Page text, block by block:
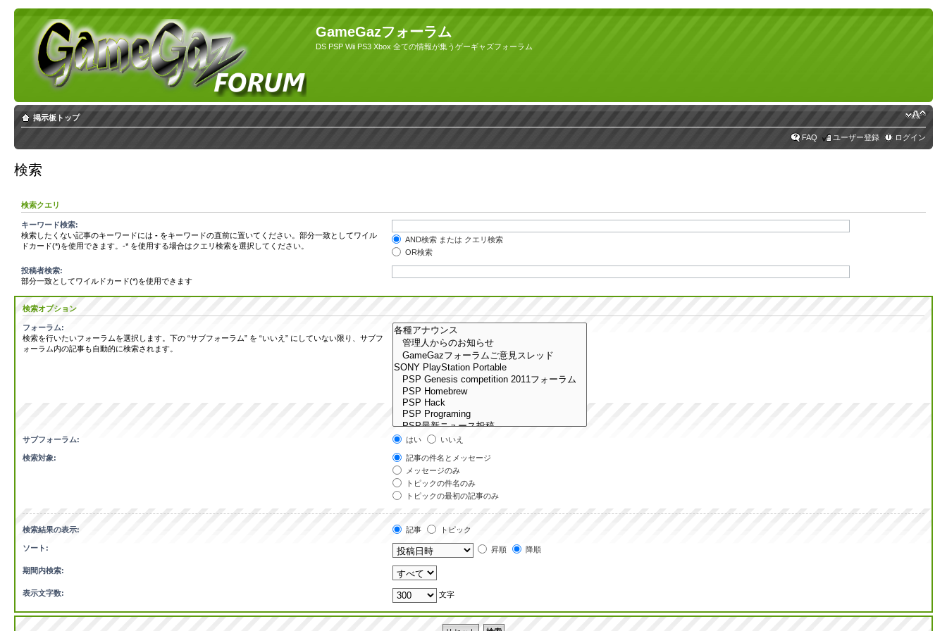
GameGazフォーラム
DS PSP Wii PS3 Xbox 全ての情報が集うゲーギャズフォーラム
掲示板トップ
FAQ ユーザー登録 ログイン
検索
検索クエリ
キーワード検索:
検索したくない記事のキーワードには - をキーワードの直前に置いてください。部分一致としてワイル
ドカード(*)を使用できます。-* を使用する場合はクエリ検索を選択してください。
AND検索 または クエリ検索
OR検索
投稿者検索:
部分一致としてワイルドカード(*)を使用できます
検索オプション
フォーラム:
検索を行いたいフォーラムを選択します。下の “サブフォーラム” を “いいえ” にしていない限り、サブフ
ォーラム内の記事も自動的に検索されます。
サブフォーラム: はい いいえ
検索対象:
記事の件名とメッセージ
メッセージのみ
トピックの件名のみ
トピックの最初の記事のみ
検索結果の表示: 記事 トピック
ソート: 昇順 降順
期間内検索:
表示文字数: 文字